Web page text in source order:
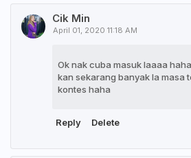
Cik Min
April 01, 2020 11:18 AM
Ok nak cuba masuk laaaa
kan sekarang banyak la masa
kontes haha
Reply Delete